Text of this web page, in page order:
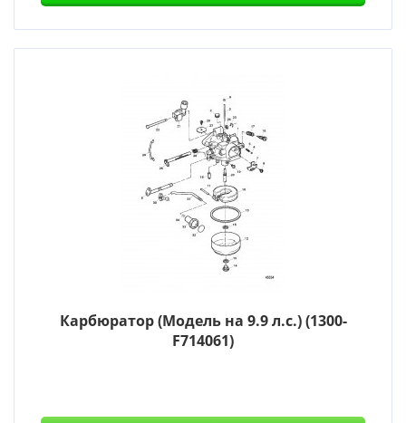
Карбюратор (Модель на 9.9 л.с.) (1300-
F714061)